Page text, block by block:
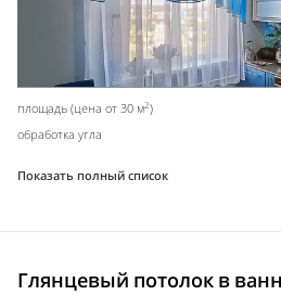
площадь (цена от 30 м2)
обработка угла
Показать полный список
Глянцевый потолок в